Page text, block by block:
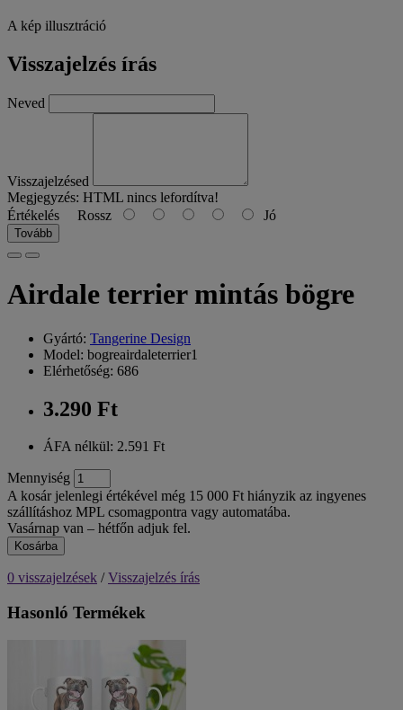
A kép illusztráció
Visszajelzés írás
Neved
Visszajelzésed
Megjegyzés: HTML nincs lefordítva!
Értékelés Rossz Jó
Tovább
Airdale terrier mintás bögre
Gyártó: Tangerine Design
Model: bogreairdaleterrier1
Elérhetőség: 686
3.290 Ft
ÁFA nélkül: 2.591 Ft
Mennyiség
A kosár jelenlegi értékével még 15 000 Ft hiányzik az ingyenes
szállításhoz MPL csomagpontra vagy automatába.
Vasárnap van – hétfőn adjuk fel.
Kosárba
0 visszajelzések /Visszajelzés írás
Hasonló Termékek